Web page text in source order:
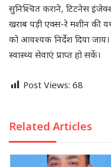
सुनिश्चित कराने, टिटनेस
खराब पड़ी एक्स-रे मशीन की
को आवश्यक निर्देश दिया
स्वास्थ्य सेवाएं प्राप्त हो सकें।
Post Views: 68
Related Articles